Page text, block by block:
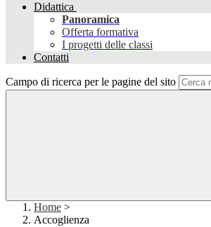
Didattica
Panoramica
Offerta formativa
I progetti delle classi
Contatti
Campo di ricerca per le pagine del sito
Home >
Accoglienza